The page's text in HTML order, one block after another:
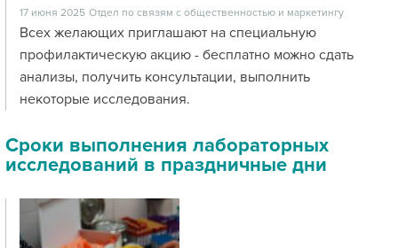
17 июня 2025 Отдел по связям с общественностью и маркетингу
Всех желающих приглашают на специальную
профилактическую акцию - бесплатно можно сдать
анализы, получить консультации, выполнить
некоторые исследования.
Сроки выполнения лабораторных
исследований в праздничные дни